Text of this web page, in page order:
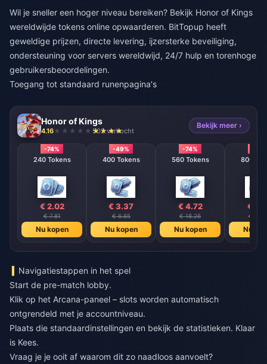
Wil je sneller een hoger niveau bereiken? Bekijk Honor of Kings
wereldwijde tokens online opwaarderen. BitTopup heeft
geweldige prijzen, directe levering, ijzersterke beveiliging,
ondersteuning voor servers wereldwijd, 24/7 hulp en torenhoge
gebruikersbeoordelingen.
Toegang tot standaard runenpagina's
Honor of Kings
4.16 502 verkocht
Bekijk meer ›
-74%
240 Tokens
€ 2.02
€ 7.81
Nu kopen
-49%
400 Tokens
€ 3.37
€ 6.65
Nu kopen
-74%
560 Tokens
€ 4.72
€ 18.26
Nu kopen
€
€
Nu
Navigatiestappen in het spel
Start de pre-match lobby.
Klik op het Arcana-paneel – slots worden automatisch
ontgrendeld met je accountniveau.
Plaats die standaardinstellingen en bekijk de statistieken. Klaar
is Kees.
Vraag je je ooit af waarom dit zo naadloos aanvoelt?